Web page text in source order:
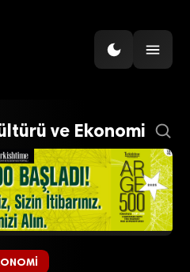
ve Ekonomi